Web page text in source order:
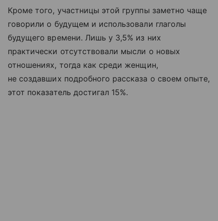
Кроме того, участницы этой группы заметно чаще
говорили о будущем и использовали глаголы
будущего времени. Лишь у 3,5% из них
практически отсутствовали мысли о новых
отношениях, тогда как среди женщин,
не создавших подробного рассказа о своем опыте,
этот показатель достигал 15%.